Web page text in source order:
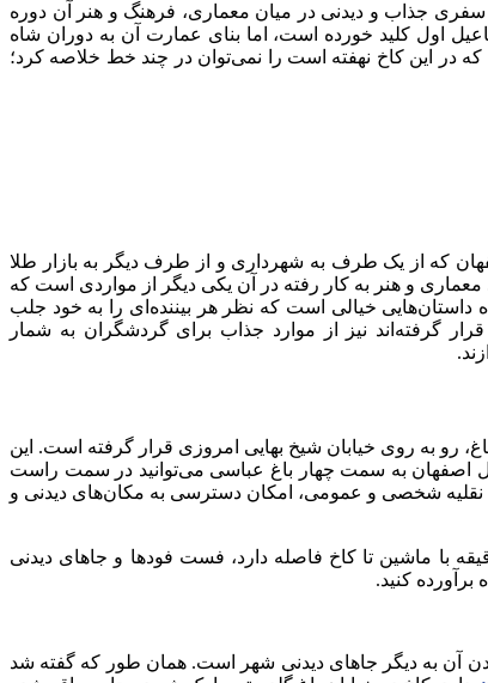
سفری جذاب و دیدنی در میان معماری، فرهنگ و هنر آن دوره
اول کلید خورده است، اما بنای عمارت آن به دوران شاه
این کاخ نهفته است را نمی‌توان در چند خط خلاصه کرد؛
که از یک طرف به شهرداری و از طرف دیگر به بازار طلا
معماری و هنر به کار رفته در آن یکی دیگر از مواردی است که
داستان‌هایی خیالی است که نظر هر بیننده‌ای را به خود جلب
گرفته‌اند نیز از موارد جذاب برای گردشگران به شمار
رو به روی خیابان شیخ بهایی امروزی قرار گرفته است. این
می‌شود. به عبارت دیگر شما تنها با 5 دقیقه پیاده‌روی از سی و سه پل اصفهان به سمت چهار باغ عباسی می‌توانید در سمت راست
نقلیه شخصی و عمومی، امکان دسترسی به مکان‌های دیدنی و
و تنها 3 دقیقه با ماشین تا کاخ فاصله دارد، فست فودها و جاهای دیدنی
کنید.
آن به دیگر جاهای دیدنی شهر است. همان طور که گفته شد